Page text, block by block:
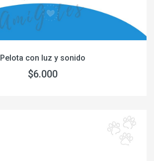
Pelota con luz y sonido
$6.000